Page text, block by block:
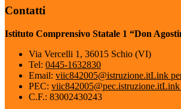
Contatti
Istituto Comprensivo Statale 1 “Don
Via Vercelli 1, 36015 Schio (VI)
Tel: 0445-1632830
Email: viic842005@istruzione.itLink
PEC: viic842005@pec.istruzione.itLink
C.F.: 83002430243